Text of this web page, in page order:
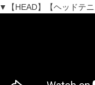
▼【HEAD】【ヘッドテ